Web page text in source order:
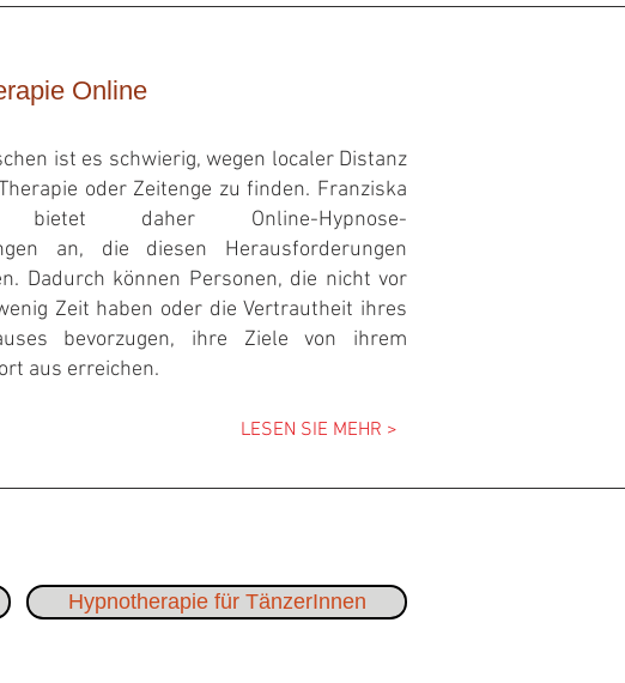
Online
ist es schwierig, wegen localer Distanz
oder Zeitenge zu finden. Franziska
bietet daher Online-Hypnose-
an, die diesen Herausforderungen
Dadurch können Personen, die nicht vor
Zeit haben oder die Vertrautheit ihres
bevorzugen, ihre Ziele von ihrem
aus erreichen.
LESEN SIE MEHR >
Hypnotherapie für TänzerInnen